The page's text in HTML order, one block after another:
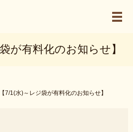
メ
が有料化のお知らせ】
【7/1(水)～レジ袋が有料化のお知らせ】